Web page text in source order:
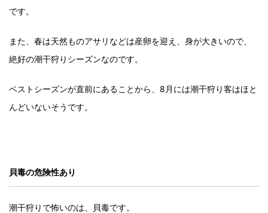
です。
また、春は天然ものアサリなどは産卵を迎え、身が大きいので、
絶好の潮干狩りシーズンなのです。
ベストシーズンが直前にあることから、8月には潮干狩り客はほと
んどいないそうです。
貝毒の危険性あり
潮干狩りで怖いのは、貝毒です。